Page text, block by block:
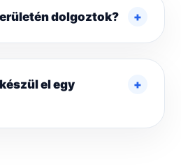
dolgoztok?
el egy